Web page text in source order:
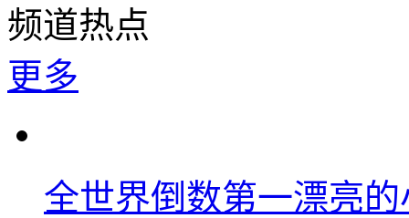
频道热点
更多
全世界倒数第一漂亮